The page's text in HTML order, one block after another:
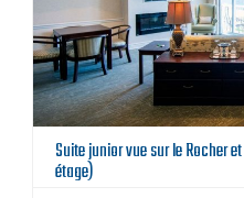
Suite junior vue sur le Rocher
étage)